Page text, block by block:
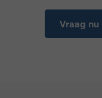
Vraag